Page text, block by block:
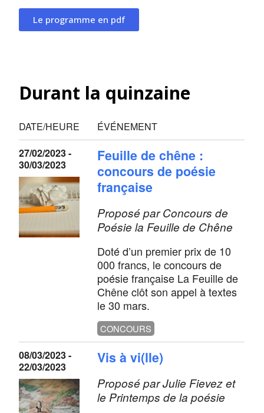
Le programme en pdf
Durant la quinzaine
DATE/HEURE
ÉVÉNEMENT
27/02/2023 -
30/03/2023
Feuille de chêne :
concours de poésie
française
Proposé par Concours de
Poésie la Feuille de Chêne
Doté d’un premier prix de 10
000 francs, le concours de
poésie française La Feuille de
Chêne clôt son appel à textes
le 30 mars.
CONCOURS
08/03/2023 -
22/03/2023
Vis à vi(lle)
Proposé par Julie Fievez et
le Printemps de la poésie